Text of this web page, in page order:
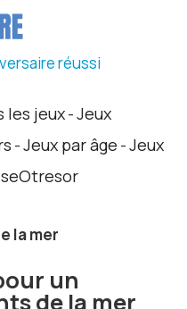
réussi
les jeux-Jeux
-Jeux par âge -Jeux
la mer
de la mer